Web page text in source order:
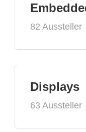
82 Aussteller
Displays
63 Aussteller